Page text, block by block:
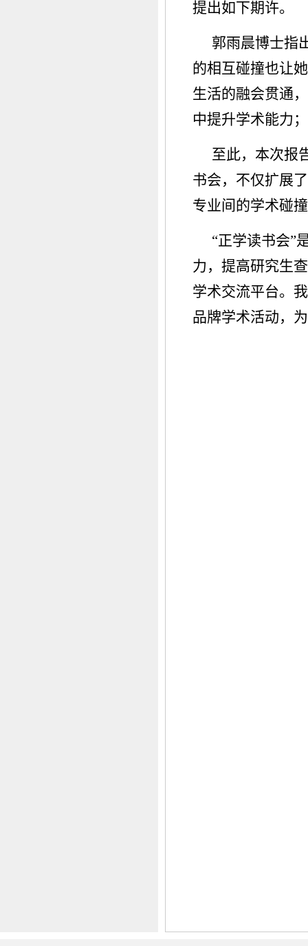
提出如下期许。
郭雨晨博士指
的相互碰撞也让
生活的融会贯通
中提升学术能力
至此，本次报
书会，不仅扩展
专业间的学术碰
“正学读书会”
力，提高研究生
学术交流平台。
品牌学术活动，